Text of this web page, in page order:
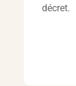
décret.